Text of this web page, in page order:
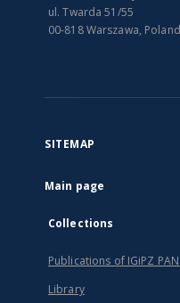
ul. Twarda 51/55
00-818 Warszawa, Poland
SITEMAP
Main page
Collections
Publications of IGiPZ
Library